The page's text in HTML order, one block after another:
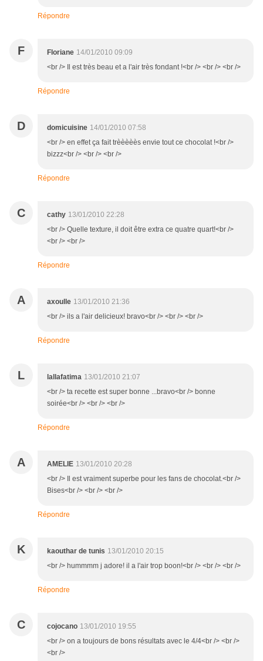
Répondre
F Floriane 14/01/2010 09:09
<br /> Il est très beau et a l'air très fondant !<br /> <br /> <br />
Répondre
D domicuisine 14/01/2010 07:58
<br /> en effet ça fait trèèèèès envie tout ce chocolat !<br />
bizzz<br /> <br /> <br />
Répondre
C cathy 13/01/2010 22:28
<br /> Quelle texture, il doit être extra ce quatre quart!<br />
<br /> <br />
Répondre
A axoulle 13/01/2010 21:36
<br /> ils a l'air delicieux! bravo<br /> <br /> <br />
Répondre
L lallafatima 13/01/2010 21:07
<br /> ta recette est super bonne ...bravo<br /> bonne
soirée<br /> <br /> <br />
Répondre
A AMELIE 13/01/2010 20:28
<br /> Il est vraiment superbe pour les fans de chocolat.<br />
Bises<br /> <br /> <br />
Répondre
K kaouthar de tunis 13/01/2010 20:15
<br /> hummmm j adore! il a l'air trop boon!<br /> <br /> <br />
Répondre
C cojocano 13/01/2010 19:55
<br /> on a toujours de bons résultats avec le 4/4<br /> <br />
<br />